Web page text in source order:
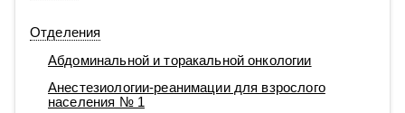
Отделения
Абдоминальной и торакальной онкологии
Анестезиологии-реанимации для взрослого
населения № 1